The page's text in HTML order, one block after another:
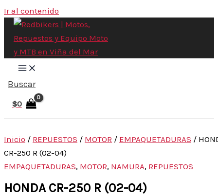
Ir al contenido
Buscar
$0
Inicio / REPUESTOS / MOTOR / EMPAQUETADURAS /
CR-250 R (02-04)
EMPAQUETADURAS, MOTOR, NAMURA, REPUESTOS
HONDA CR-250 R (02-04)